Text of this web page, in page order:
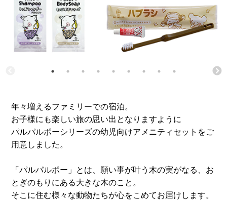
年々増えるファミリーでの宿泊。
お子様にも楽しい旅の思い出となりますように
パルパルポーシリーズの幼児向けアメニティセットをご
用意しました。
「パルパルポー」とは、願い事が叶う木の実がなる、お
とぎのもりにある大きな木のこと。
そこに住む様々な動物たちが心をこめてお届けします。